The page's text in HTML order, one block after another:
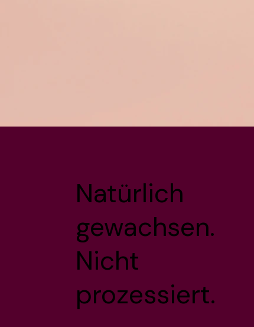
Natürlich
gewachsen.
Nicht
prozessiert.